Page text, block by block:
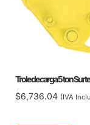
Trole de carga 5 ton
$6,736.04 (IVA